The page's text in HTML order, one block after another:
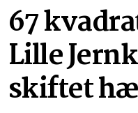
67
Lille
skiftet